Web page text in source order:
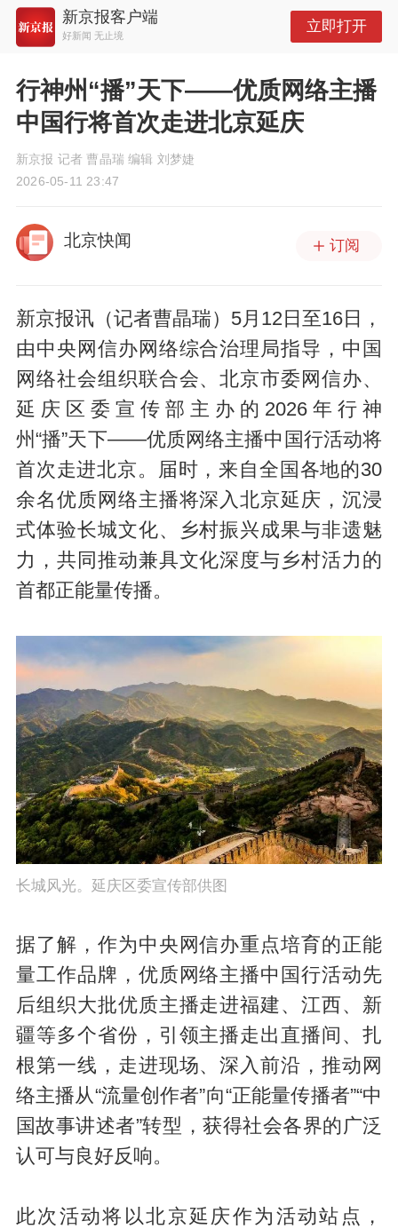
新京报客户端
好新闻 无止境
立即打开
行神州“播”天下——优质网络主播
中国行将首次走进北京延庆
新京报 记者 曹晶瑞 编辑 刘梦婕
2026-05-11 23:47
北京快闻 订阅
新京报讯（记者曹晶瑞）5月12日至16日，
由中央网信办网络综合治理局指导，中国
网络社会组织联合会、北京市委网信办、
延庆区委宣传部主办的2026年行神
州“播”天下——优质网络主播中国行活动将
首次走进北京。届时，来自全国各地的30
余名优质网络主播将深入北京延庆，沉浸
式体验长城文化、乡村振兴成果与非遗魅
力，共同推动兼具文化深度与乡村活力的
首都正能量传播。
长城风光。延庆区委宣传部供图
据了解，作为中央网信办重点培育的正能
量工作品牌，优质网络主播中国行活动先
后组织大批优质主播走进福建、江西、新
疆等多个省份，引领主播走出直播间、扎
根第一线，走进现场、深入前沿，推动网
络主播从“流量创作者”向“正能量传播者”“中
国故事讲述者”转型，获得社会各界的广泛
认可与良好反响。
此次活动将以北京延庆作为活动站点，